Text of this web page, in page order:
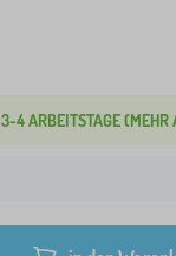
3-4 ARBEITSTAGE (MEHR